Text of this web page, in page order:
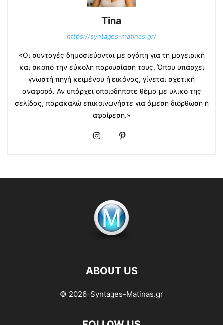
Tina
https://syntages-matinas.gr/
«Οι συνταγές δημοσιεύονται με αγάπη για τη μαγειρική
και σκοπό την εύκολη παρουσίασή τους. Όπου υπάρχει
γνωστή πηγή κειμένου ή εικόνας, γίνεται σχετική
αναφορά. Αν υπάρχει οποιοδήποτε θέμα με υλικό της
σελίδας, παρακαλώ επικοινωνήστε για άμεση διόρθωση ή
αφαίρεση.»
ABOUT US
© 2026-Syntages-Matinas.gr